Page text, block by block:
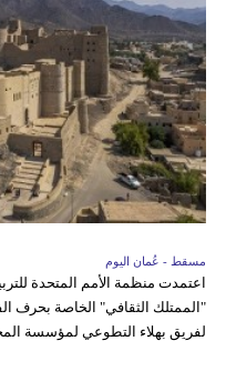
مسقط - عُمان اليوم
اعتمدت منظمة الأمم المتحدة
"الممتلك الثقافي" الخاصة بحرف
لفريق بهلاء التطوعي لمؤسسة